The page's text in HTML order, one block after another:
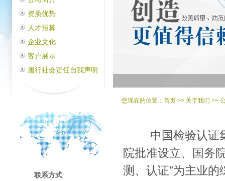
资质优势
人才招募
企业文化
客户展示
履行社会责任自我声明
联系方式
您现在的位置： 首页 >> 关于我们 >>
中国检验认证
院批准设立、国务
测、认证”为主业